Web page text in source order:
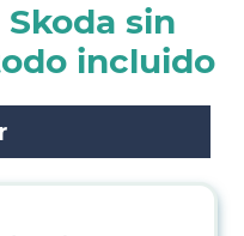
sin
incluido